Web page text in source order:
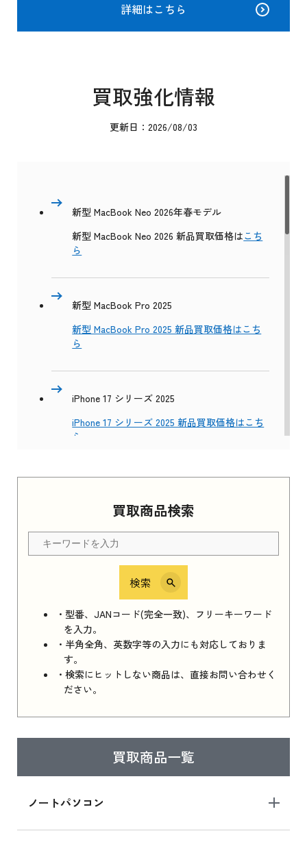
買取商品検索
検索
・型番、JANコード(完全一致)、フリーキーワード
を入力。
・半角全角、英数字等の入力にも対応しておりま
す。
・検索にヒットしない商品は、直接お問い合わせく
ださい。
買取商品一覧
ノートパソコン
詳細はこちら
買取強化情報
更新日：2026/08/03
新型 MacBook Neo 2026年春モデル
新型 MacBook Neo 2026 新品買取価格はこち
ら
新型 MacBook Pro 2025
新型 MacBook Pro 2025 新品買取価格はこち
ら
iPhone 17 シリーズ 2025
iPhone 17 シリーズ 2025 新品買取価格はこち
ら
Apple Watch Series 11 2025 新品買取価格はこ
ちら
iPhone 16e シリーズ 2025
iPhone 16e シリーズ 2025 新品買取価格はこち
ら
iPad 11インチ 2025年春モデル
はこちら
ら